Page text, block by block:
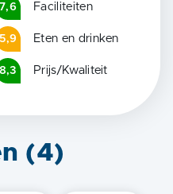
7,6 Faciliteiten
5,9 Eten en drinken
8,3 Prijs/Kwaliteit
(4)